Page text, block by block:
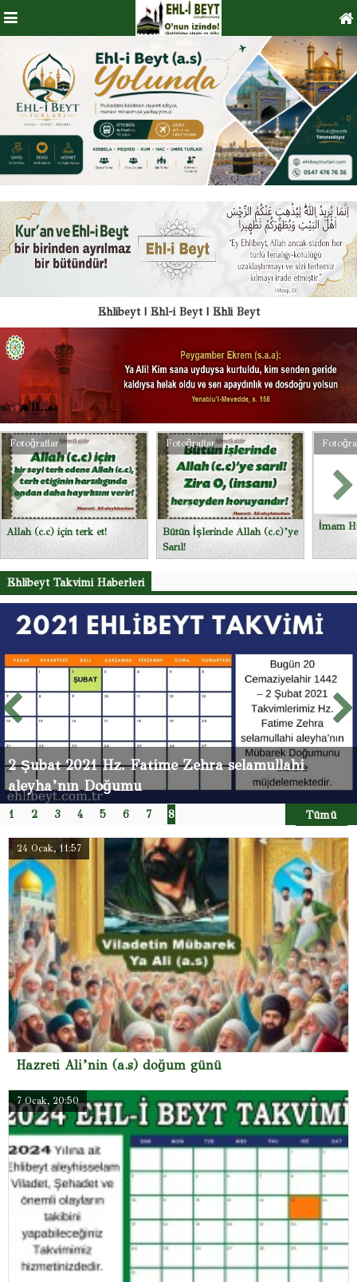
Ehlibeyt | Ehl-i Beyt | Ehli Beyt
Fotoğraflar
Bütün İşlerinde Allah (c.c)’ye
Fotoğraflar
İmam Huseyin (a.s) Bayrak
Ehlibeyt Takvimi Haberleri
Hazreti Ali’nin (a.s) doğum günü
2 Şubat 2021 Hz. Fatime Zehra selamullahi
aleyha’nın Doğumu
1 2 3 4 5 6 7 8 Tümü
24 Ocak, 11:57
Hazreti Ali’nin (a.s) doğum günü
7 Ocak, 20:50